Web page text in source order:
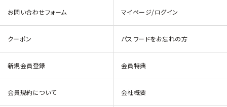
お問い合わせフォーム マイページ/ログイン
クーポン パスワードをお忘れの方
新規会員登録 会員特典
会員規約について 会社概要